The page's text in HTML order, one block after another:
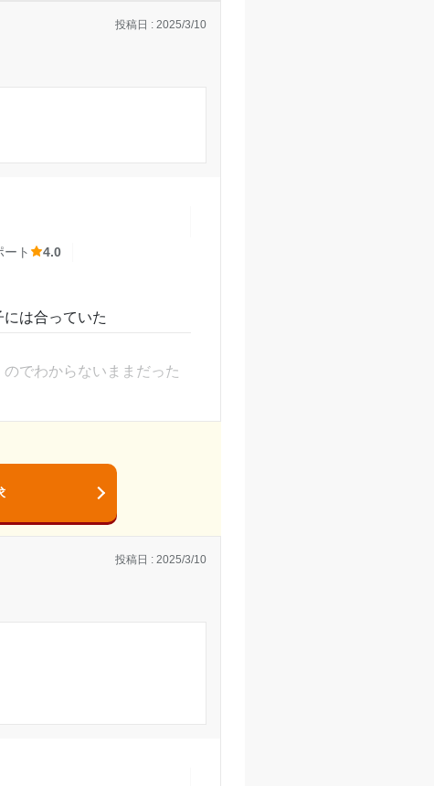
らは、先のことも考え
。一人一人にあったドリ
、テストの心構えを一緒
ならないように、暖房は
歩いて行ける距離なの
が始まる前や、終わりに
投稿日 : 2025/3/10
ト
4.0
は合っていた
でわからないままだった
思いました
すく覚えれた
た
た
投稿日 : 2025/3/10